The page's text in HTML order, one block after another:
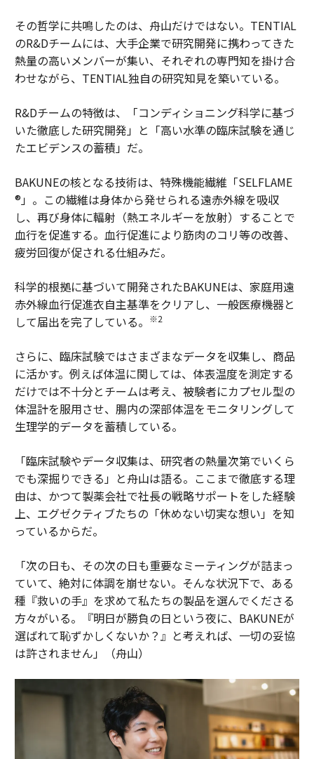
その哲学に共鳴したのは、舟山だけではない。TENTIAL
のR&Dチームには、大手企業で研究開発に携わってきた
熱量の高いメンバーが集い、それぞれの専門知を掛け合
わせながら、TENTIAL独自の研究知見を築いている。
R&Dチームの特徴は、「コンディショニング科学に基づ
いた徹底した研究開発」と「高い水準の臨床試験を通じ
たエビデンスの蓄積」だ。
BAKUNEの核となる技術は、特殊機能繊維「SELFLAME
®」。この繊維は身体から発せられる遠赤外線を吸収
し、再び身体に輻射（熱エネルギーを放射）することで
血行を促進する。血行促進により筋肉のコリ等の改善、
疲労回復が促される仕組みだ。
科学的根拠に基づいて開発されたBAKUNEは、家庭用遠
赤外線血行促進衣自主基準をクリアし、一般医療機器と
して届出を完了している。
※2
さらに、臨床試験ではさまざまなデータを収集し、商品
に活かす。例えば体温に関しては、体表温度を測定する
だけでは不十分とチームは考え、被験者にカプセル型の
体温計を服用させ、腸内の深部体温をモニタリングして
生理学的データを蓄積している。
「臨床試験やデータ収集は、研究者の熱量次第でいくら
でも深掘りできる」と舟山は語る。ここまで徹底する理
由は、かつて製薬会社で社長の戦略サポートをした経験
上、エグゼクティブたちの「休めない切実な想い」を知
っているからだ。
「次の日も、その次の日も重要なミーティングが詰まっ
ていて、絶対に体調を崩せない。そんな状況下で、ある
種『救いの手』を求めて私たちの製品を選んでくださる
方々がいる。『明日が勝負の日という夜に、BAKUNEが
選ばれて恥ずかしくないか？』と考えれば、一切の妥協
は許されません」（舟山）